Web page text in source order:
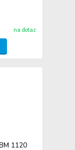
na dotaz